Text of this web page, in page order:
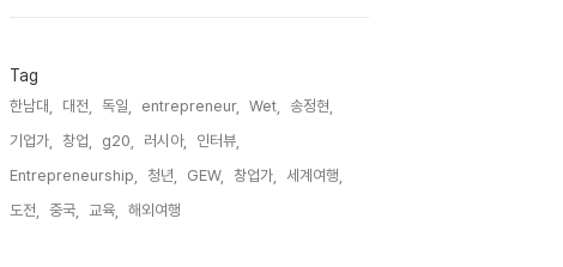
Tag
한남대, 대전, 독일, entrepreneur, Wet,
송정현,
기업가,
창업, g20, 러시아,
인터뷰,
Entrepreneurship,
청년, GEW, 창업가,
세계여행,
도전,
중국, 교육, 해외여행,